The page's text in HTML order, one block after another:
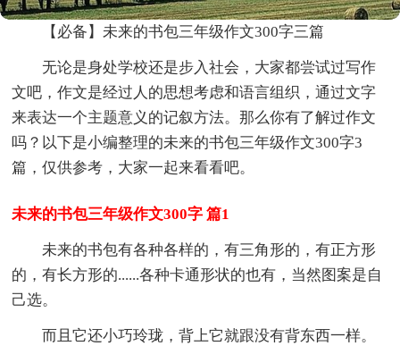
【必备】未来的书包三年级作文300字三篇
无论是身处学校还是步入社会，大家都尝试过写作
文吧，作文是经过人的思想考虑和语言组织，通过文字
来表达一个主题意义的记叙方法。那么你有了解过作文
吗？以下是小编整理的未来的书包三年级作文300字3
篇，仅供参考，大家一起来看看吧。
未来的书包三年级作文300字 篇1
未来的书包有各种各样的，有三角形的，有正方形
的，有长方形的......各种卡通形状的也有，当然图案是自
己选。
而且它还小巧玲珑，背上它就跟没有背东西一样。